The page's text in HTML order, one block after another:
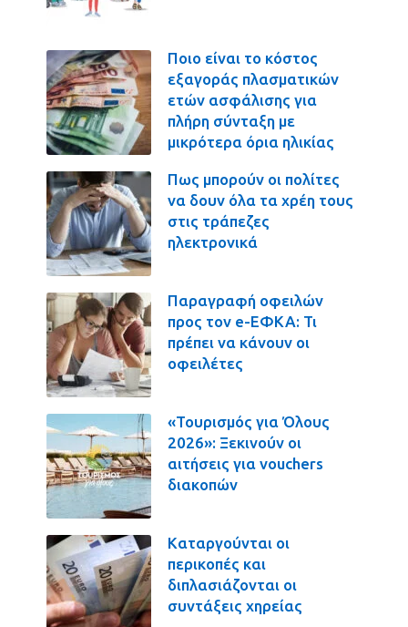
Ποιο είναι το κόστος
εξαγοράς πλασματικών
ετών ασφάλισης για
πλήρη σύνταξη με
μικρότερα όρια ηλικίας
Πως μπορούν οι πολίτες
να δουν όλα τα χρέη τους
στις τράπεζες
ηλεκτρονικά
Παραγραφή οφειλών
προς τον e-ΕΦΚΑ: Τι
πρέπει να κάνουν οι
οφειλέτες
«Τουρισμός για Όλους
2026»: Ξεκινούν οι
αιτήσεις για vouchers
διακοπών
Καταργούνται οι
περικοπές και
διπλασιάζονται οι
συντάξεις χηρείας